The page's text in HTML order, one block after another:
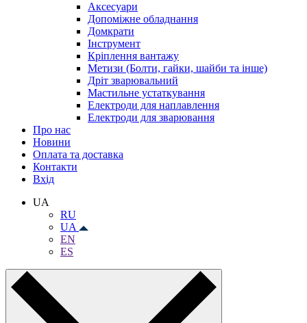
Аксесуари
Допоміжне обладнання
Домкрати
Інструмент
Кріплення вантажу
Метизи (Болти, гайки, шайби та інше)
Дріт зварювальний
Мастильне устаткування
Електроди для наплавлення
Електроди для зварювання
Про нас
Новини
Оплата та доставка
Контакти
Вхiд
UA
RU
UA
EN
ES